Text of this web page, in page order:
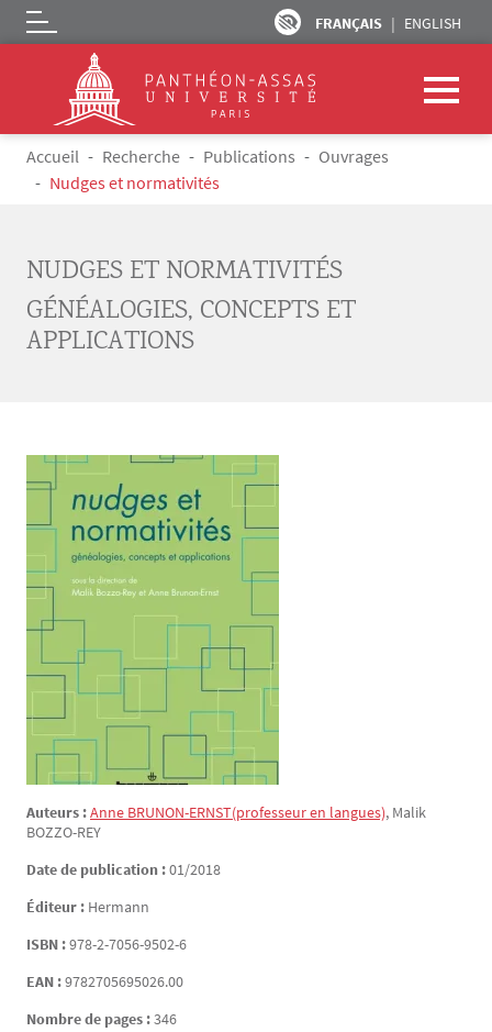
Aller au contenu principal
FRANÇAIS ENGLISH
Logo
Fil d'Ariane
Accueil Recherche Publications
Ouvrages
Nudges et normativités
NUDGES ET NORMATIVITÉS
GÉNÉALOGIES, CONCEPTS ET
APPLICATIONS
Auteurs :Anne BRUNON-ERNST(professeur en langues), Malik
BOZZO-REY
Date de publication :01/2018
Éditeur : Hermann
ISBN :978-2-7056-9502-6
EAN :9782705695026.00
Nombre de pages :346